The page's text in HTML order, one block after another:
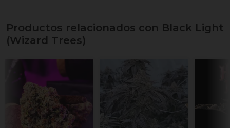
Productos relacionados con Black Light
(Wizard Trees)